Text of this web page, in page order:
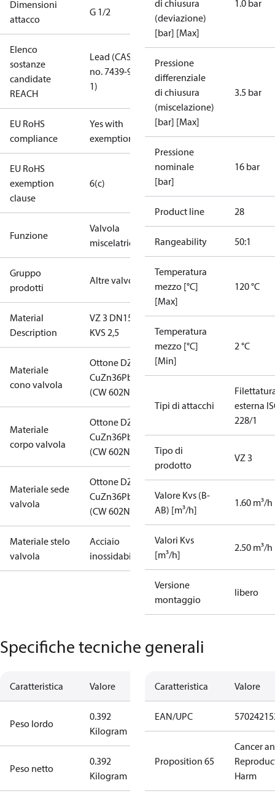
Dimensioni
attacco
G 1/2
Elenco
sostanze
candidate
REACH
Lead (CAS
no. 7439-92-
1)
EU RoHS
compliance
Yes with
exemptions
EU RoHS
exemption
clause
6(c)
Funzione
Valvola
miscelatrice
Gruppo
prodotti
Altre valvole
Material
Description
VZ 3 DN15
KVS 2,5
Materiale
cono valvola
Ottone DZR
CuZn36Pb2AS
(CW 602N)
Materiale
corpo valvola
Ottone DZR
CuZn36Pb2AS
(CW 602N)
Materiale sede
valvola
Ottone DZR
CuZn36Pb2AS
(CW 602N)
Materiale stelo
valvola
Acciaio
inossidabile
di chiusura
(deviazione)
[bar] [Max]
1.0 bar
Pressione
differenziale
di chiusura
(miscelazione)
[bar] [Max]
3.5 bar
Pressione
nominale
[bar]
16 bar
Product line 28
Rangeability 50:1
Temperatura
mezzo [°C]
[Max]
120 °C
Temperatura
mezzo [°C]
[Min]
2 °C
Tipi di attacchi
esterna
228/1
Tipo di
prodotto
VZ 3
Valore Kvs (B-
AB) [m³/h]
1.60 m³/h
Valori Kvs
[m³/h]
2.50 m³/h
Versione
montaggio
libero
Specifiche tecniche generali
Caratteristica Valore
Peso lordo
0.392
Kilogram
Peso netto
0.392
Kilogram
Caratteristica Valore
EAN/UPC
Proposition 65
Cancer
Harm